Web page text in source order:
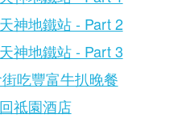
神地鐵站 - Part 2
神地鐵站 - Part 3
吃豐富牛扒晚餐
祗園酒店